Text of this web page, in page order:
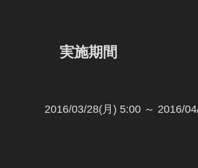
実施期間
2016/03/28(月) 5:00 ～ 2016/